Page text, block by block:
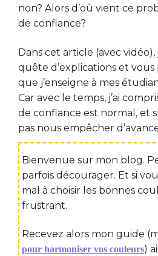
non? Alors d’où vient ce
de confiance?
Dans cet article (avec
quête d’explications et
que j’enseigne à mes
Car avec le temps, j’ai
de confiance est normal, et
pas nous empêcher
Bienvenue sur mon blog.
parfois décourager. Et si
mal à choisir les bonnes
frustrant.
Recevez alors mon guide
pour harmoniser vos couleurs)